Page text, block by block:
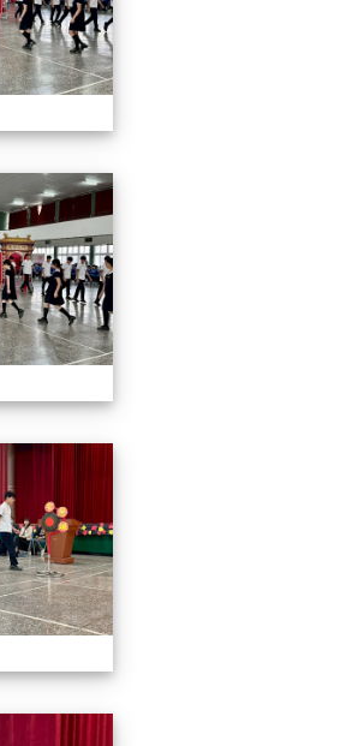
2026/01/07會考誓師活
2026/01/07會考誓師活
2026/01/07會考誓師活